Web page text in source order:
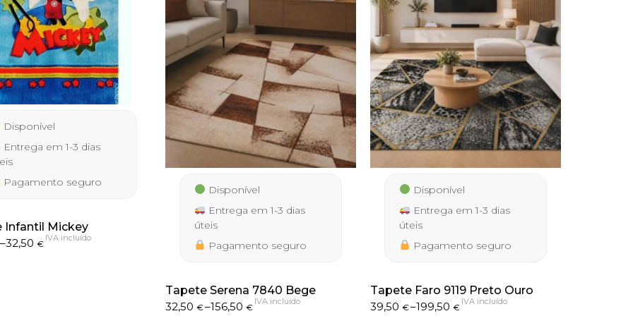
Disponível
Entrega em 1-3 dias
Pagamento seguro
Infantil Mickey
–32,50€
IVA incluído
Disponível
Entrega em 1-3 dias
úteis
Pagamento seguro
Tapete Serena 7840 Bege
32,50 €–156,50€
Price
IVA incluído
Disponível
Entrega em 1-3 dias
úteis
Pagamento seguro
Tapete Faro 9119 Preto Ouro
39,50 €–199,50€
Price
IVA incluído